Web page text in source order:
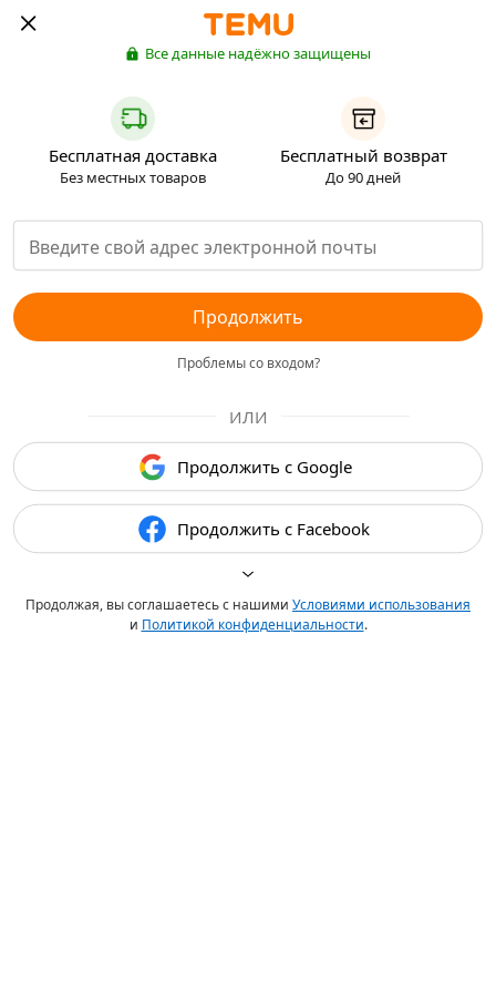
Все данные надёжно защищены
Бесплатная доставка
Без местных товаров
Бесплатный возврат
До 90 дней
Продолжить
Проблемы со входом?
ИЛИ
Продолжить с Google
Продолжить с Facebook
Продолжая, вы соглашаетесь с нашими Условиями использования
и Политикой конфиденциальности.